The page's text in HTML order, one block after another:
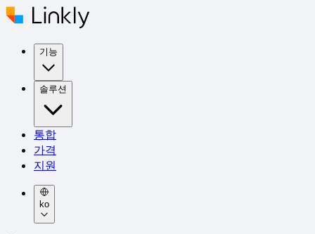
기능
솔루션
통합
가격
지원
ko